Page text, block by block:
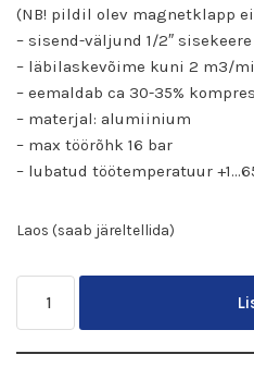
(NB! pildil olev magnetklapp
– sisend-väljund 1/2″ sisekeere
– läbilaskevõime kuni 2 m3/
– eemaldab ca 30-35%
– materjal: alumiinium
– max töörõhk 16 bar
– lubatud töötemperatuur
Laos (saab järeltellida)